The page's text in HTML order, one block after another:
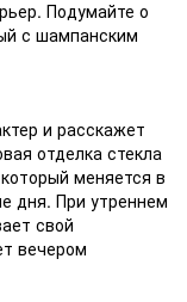
Подумайте о
с шампанским
и расскажет
отделка стекла
меняется в
дня. При утреннем
свой
вечером